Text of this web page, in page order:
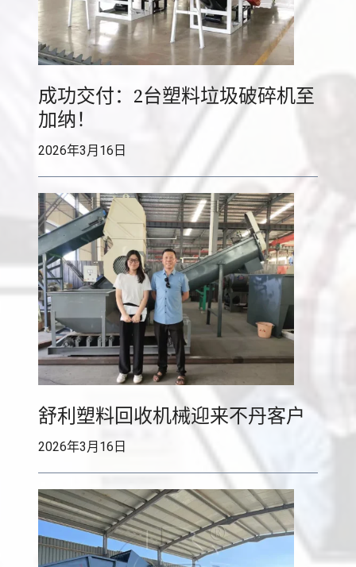
T
u
n
g
W
a
s
t
e
i
t
o
a
l
w
i
t
成功交付：2台塑料垃圾破碎机至
加纳！
2026年3月16日
舒利塑料回收机械迎来不丹客户
2026年3月16日